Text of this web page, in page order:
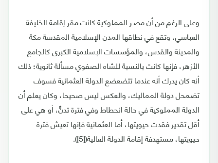
وعلى الرغم من أن مصـر المملوكية كانت مقر إقامة الخليفة
العباسي، وتقع في نطاقها المدن الإسلامية المقدسة مكة
والمدينة والقدس، والمؤسسات الإسلامية الكبرى كالجامع
الأزهر، فإنها كانت بالنسبة للشاه الصفوي مسألة ثانوية؛ ذلك
أنه كان يدرك أنه عندما تتضعضع الدولة العثمانية فسوف
تضمحل دولة المماليك، والعكس ليس صحيحا، وكان يعلم أن
الدولة المملوكية في حالة انحطاط وفي فترة تدنٍّ، أو هي على
أقل تقدير فقدت حيويتها، أما العثمانية فإنها تعيش فترة
حيويتها، مستهدفة إقامة الدولة العالية([5]).